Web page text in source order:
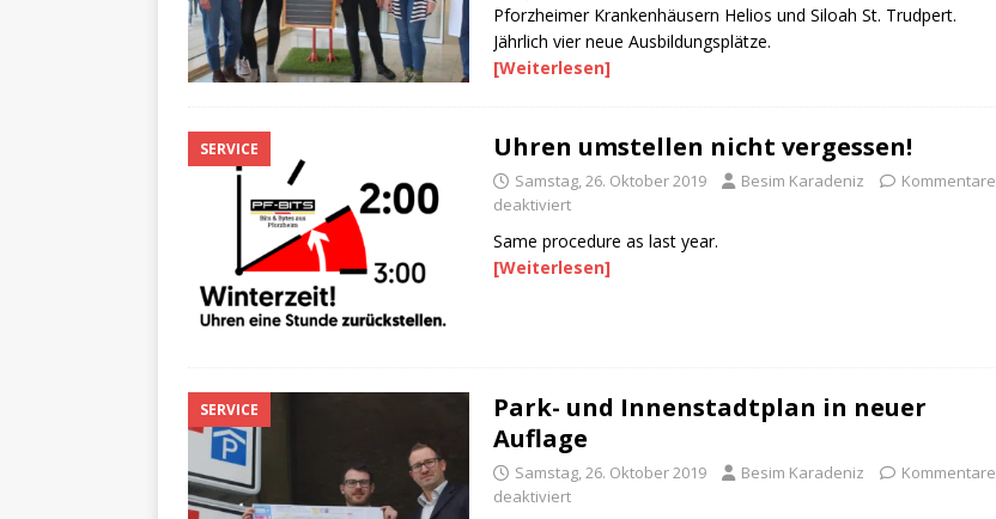
Pforzheimer Krankenhäusern Helios und Siloah St. Trudpert.
Jährlich vier neue Ausbildungsplätze.
[Weiterlesen]
SERVICE Uhren umstellen nicht vergessen!
Samstag, 26. Oktober 2019 Besim Karadeniz
Kommentare
deaktiviert
Same procedure as last year.
[Weiterlesen]
SERVICE
Park- und Innenstadtplan in neuer
Auflage
Samstag, 26. Oktober 2019 Besim Karadeniz
Kommentare
deaktiviert